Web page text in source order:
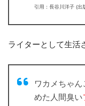
引用：長谷川洋子 (出
ライターとして生活
ワカメちゃ
めた人間臭い